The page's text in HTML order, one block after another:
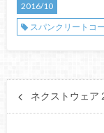
2016/10
スパンクリートコ
ネクストウェ